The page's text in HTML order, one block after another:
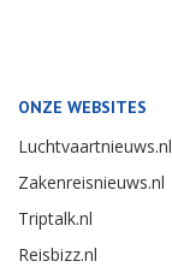
ONZE WEBSITES
Luchtvaartnieuws.nl
Zakenreisnieuws.nl
Triptalk.nl
Reisbizz.nl